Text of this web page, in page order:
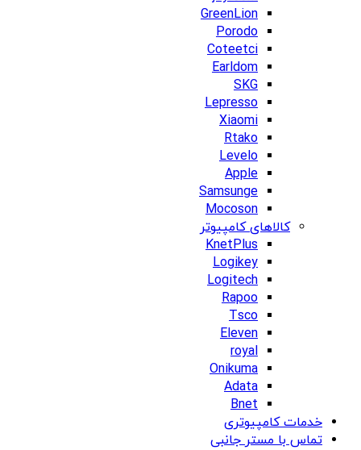
GreenLion
Porodo
Coteetci
Earldom
SKG
Lepresso
Xiaomi
Rtako
Levelo
Apple
Samsunge
Mocoson
کالاهای کامپیوتر
KnetPlus
Logikey
Logitech
Rapoo
Tsco
Eleven
royal
Onikuma
Adata
Bnet
خدمات کامپیوتری
تماس با مستر جانبی